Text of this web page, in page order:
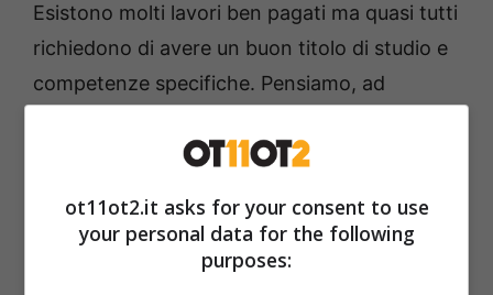
Esistono molti lavori ben pagati ma quasi tutti
richiedono di avere un buon titolo di studio e
competenze specifiche. Pensiamo, ad
agli Amministratori Delegati delle aziende. C’è,
siamo in grado di fare e che viene pagato
niente di meno che 14.000 euro.
ot11ot2.it asks for your consent to use
your personal data for the following
purposes: